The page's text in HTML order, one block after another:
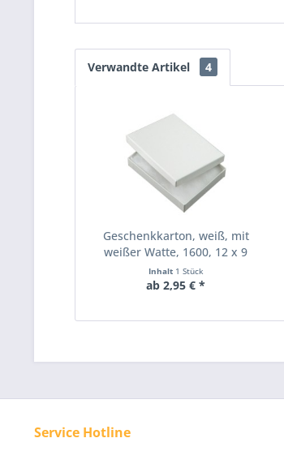
Verwandte Artikel 4
Geschenkkarton, weiß, mit
weißer Watte, 1600, 12 x 9
cm
Inhalt 1 Stück
ab 2,95 € *
Service Hotline